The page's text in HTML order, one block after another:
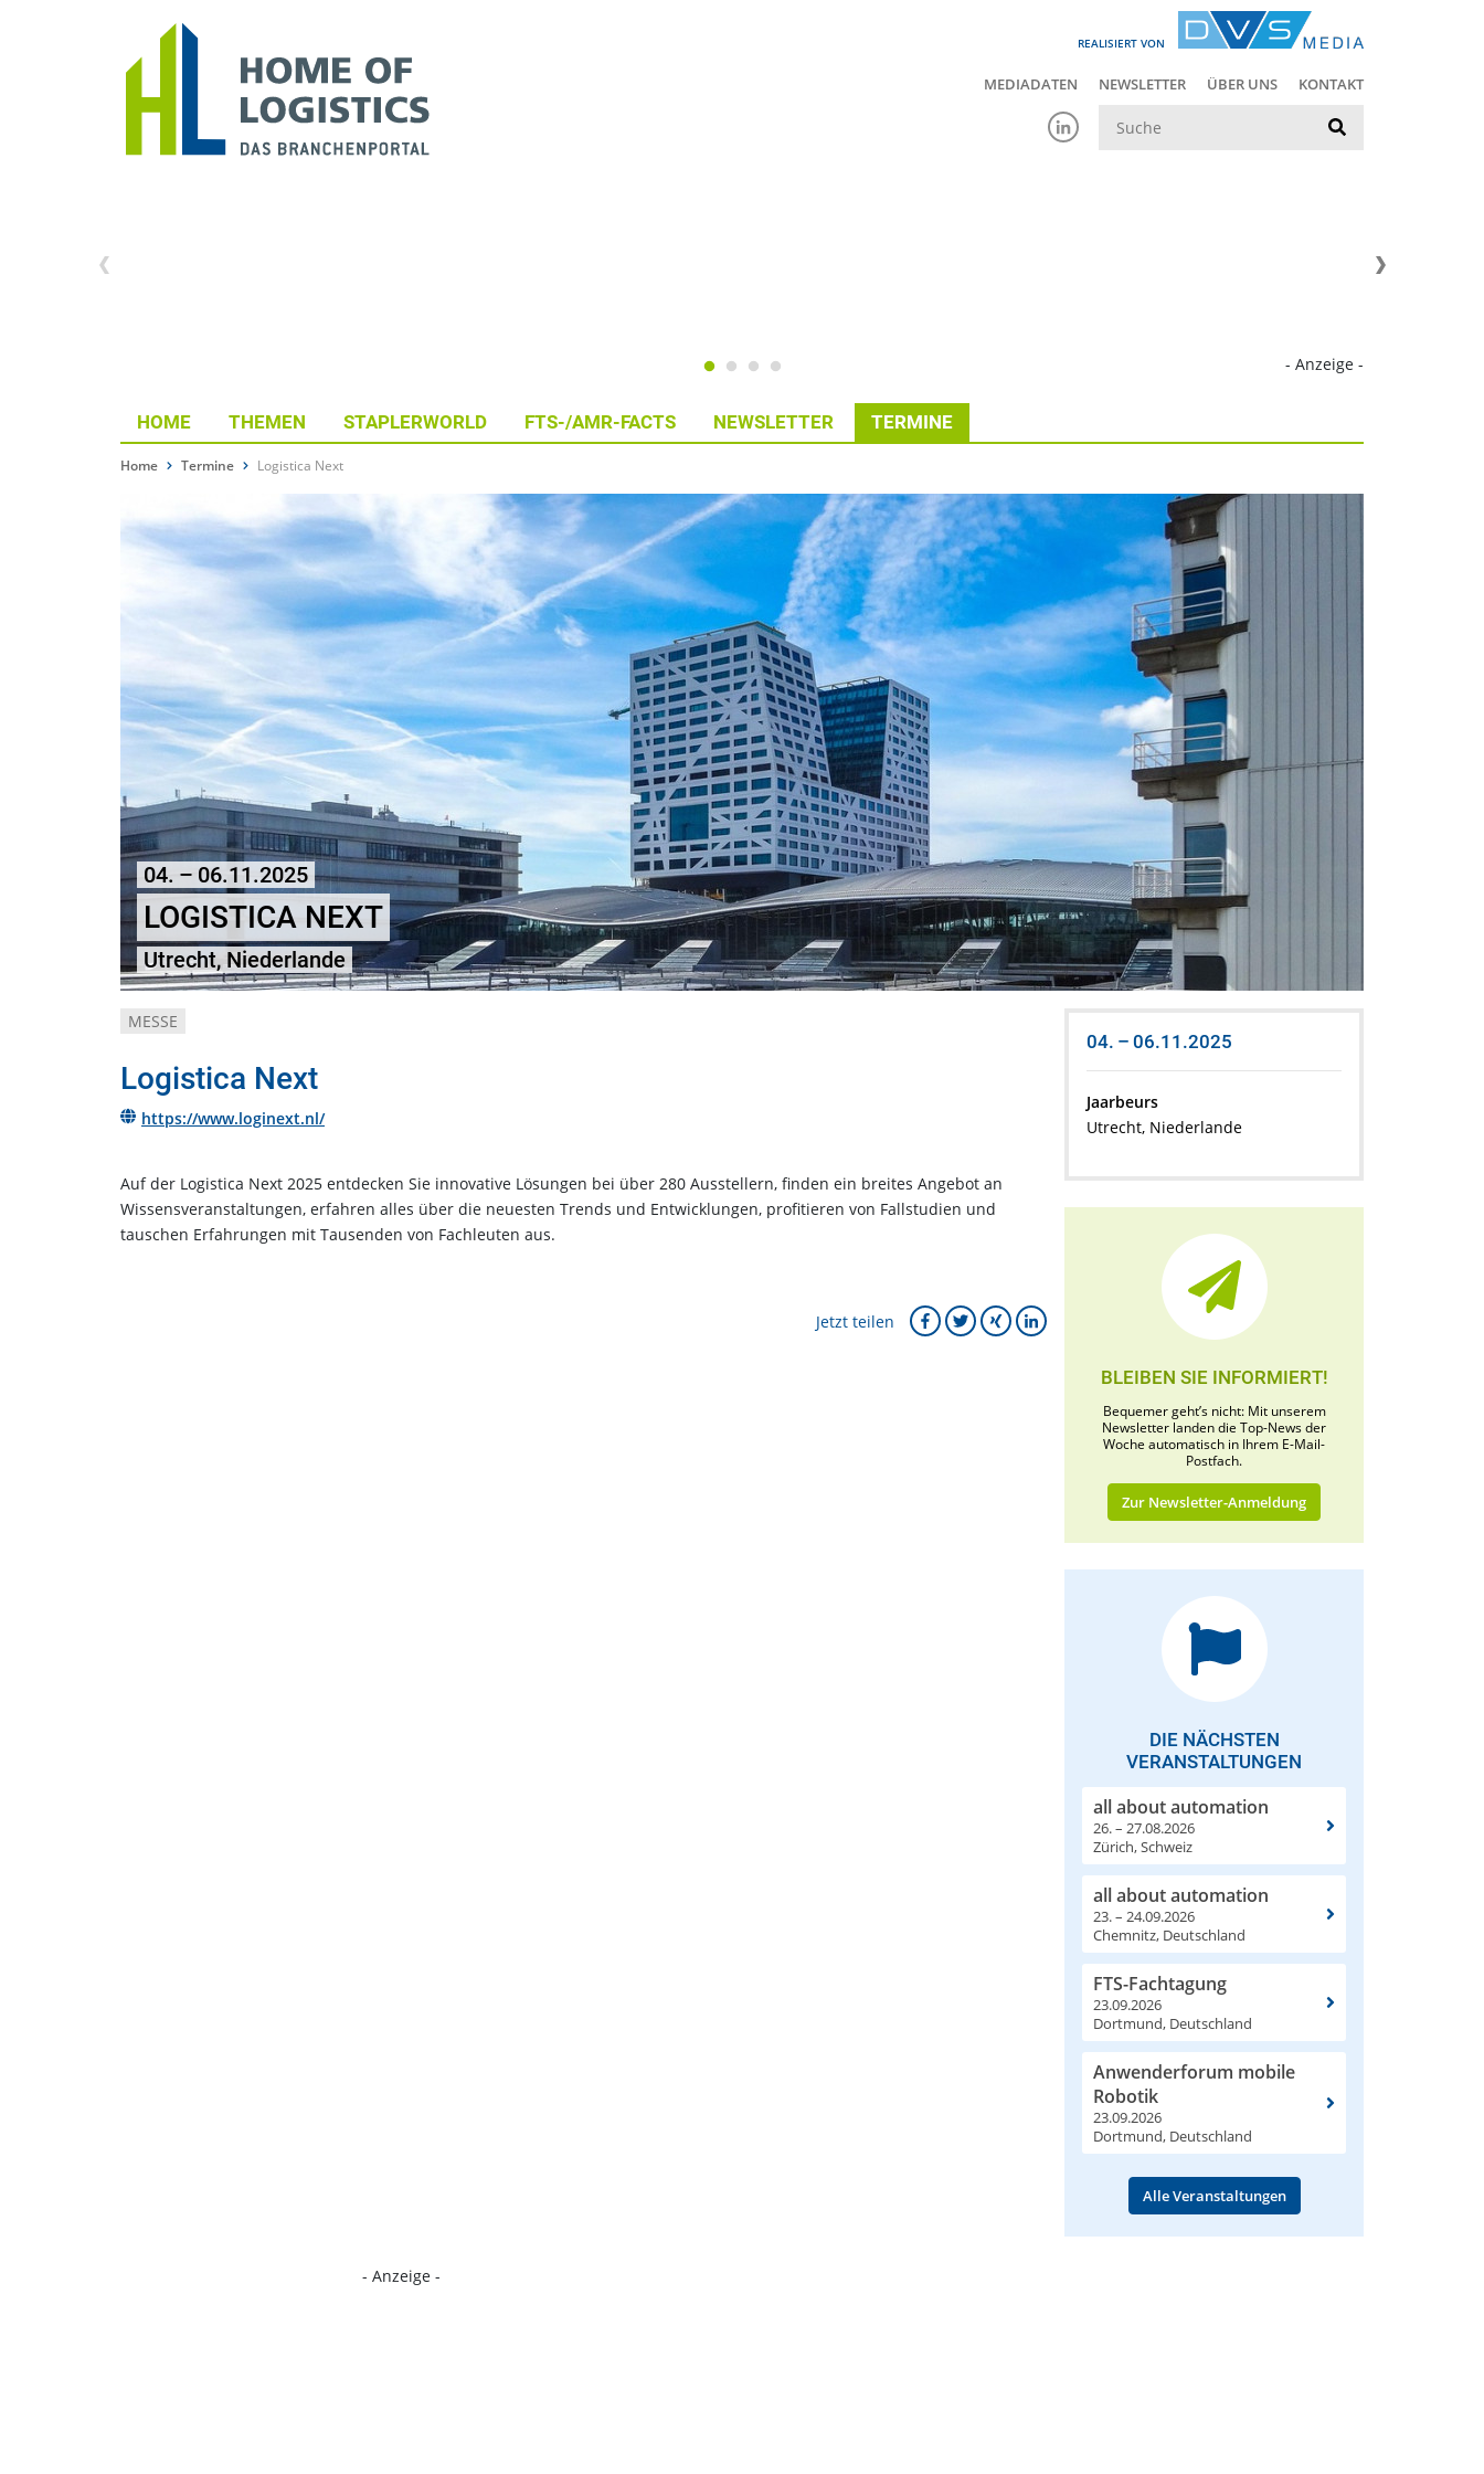
REALISIERT VON
MEDIADATEN NEWSLETTER ÜBER UNS KONTAKT
- Anzeige -
HOME THEMEN STAPLERWORLD FTS-/AMR-FACTS NEWSLETTER TERMINE
Home Termine Logistica Next
04. – 06.11.2025
LOGISTICA NEXT
Utrecht, Niederlande
MESSE
Logistica Next
https://www.loginext.nl/
Auf der Logistica Next 2025 entdecken Sie innovative Lösungen bei über 280 Ausstellern, finden ein breites Angebot an
Wissensveranstaltungen, erfahren alles über die neuesten Trends und Entwicklungen, profitieren von Fallstudien und
tauschen Erfahrungen mit Tausenden von Fachleuten aus.
Jetzt teilen
04. – 06.11.2025
Jaarbeurs
Utrecht, Niederlande
BLEIBEN SIE INFORMIERT!
Bequemer geht’s nicht: Mit unserem
Newsletter landen die Top-News der
Woche automatisch in Ihrem E-Mail-
Postfach.
Zur Newsletter-Anmeldung
DIE NÄCHSTEN
VERANSTALTUNGEN
all about automation
26. – 27.08.2026
Zürich, Schweiz
all about automation
23. – 24.09.2026
Chemnitz, Deutschland
FTS-Fachtagung
23.09.2026
Dortmund, Deutschland
Anwenderforum mobile
Robotik
23.09.2026
Dortmund, Deutschland
Alle Veranstaltungen
- Anzeige -